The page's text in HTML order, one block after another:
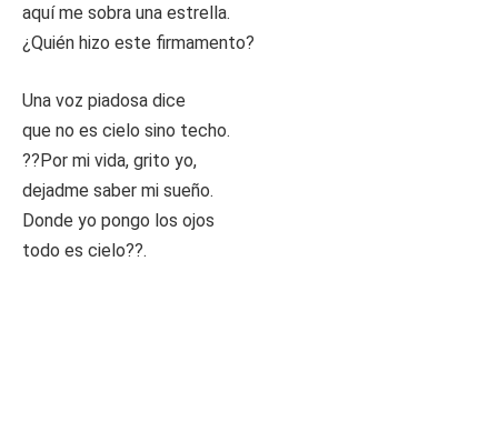
aquí me sobra una estrella.
¿Quién hizo este firmamento?
Una voz piadosa dice
que no es cielo sino techo.
??Por mi vida, grito yo,
dejadme saber mi sueño.
Donde yo pongo los ojos
todo es cielo??.